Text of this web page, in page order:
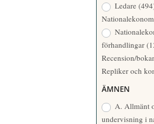
R
T
T
A
R
E
Ledare
förhandlingar
Recension/
Repliker och
ÄMNEN
A. Allmänt
undervisning i